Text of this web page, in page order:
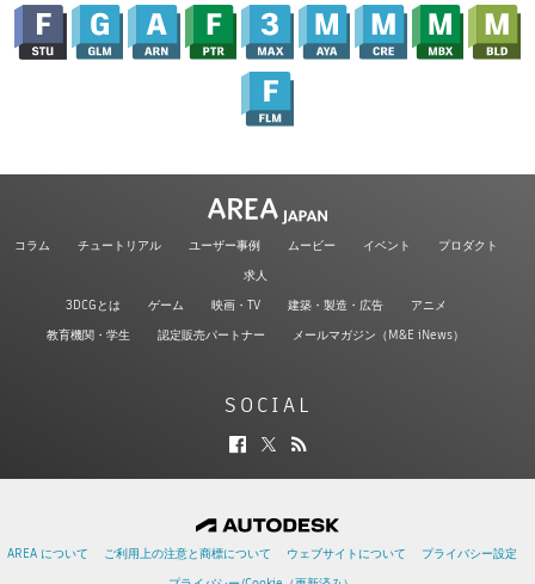
コラム チュートリアル ユーザー事例 ムービー イベント
プロダクト
求人
3DCGとは
ゲーム 映画・TV 建築・製造・広告
アニメ
教育機関・学生
認定販売パートナー メールマガジン（M&E iNews）
SOCIAL
AREA について ご利用上の注意と商標について ウェブサイトについて
プライバシー設定